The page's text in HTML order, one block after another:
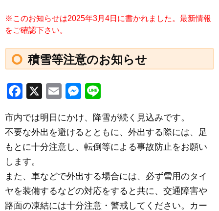
※このお知らせは2025年3月4日に書かれました。最新情報
をご確認下さい。
積雪等注意のお知らせ
F
c
e
b
o
o
k
X
E
ail
M
ss
e
n
g
er
e
市内では明日にかけ、降雪が続く見込みです。
不要な外出を避けるとともに、外出する際には、足
もとに十分注意し、転倒等による事故防止をお願い
します。
また、車などで外出する場合には、必ず雪用のタイ
ヤを装備するなどの対応をすると共に、交通障害や
路面の凍結には十分注意・警戒してください。カー